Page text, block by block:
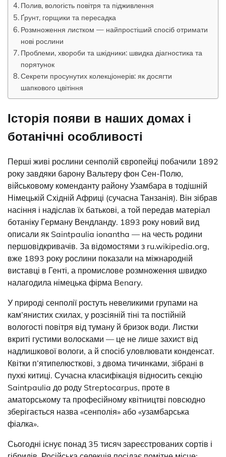
Полив, вологість повітря та підживлення
Ґрунт, горщики та пересадка
Розмноження листком — найпростіший спосіб отримати
нові рослини
Проблеми, хвороби та шкідники: швидка діагностика та
порятунок
Секрети просунутих колекціонерів: як досягти
шапкового цвітіння
Історія появи в наших домах і
ботанічні особливості
Перші живі рослини сенполій європейці побачили 1892
року завдяки барону Вальтеру фон Сен-Полю,
військовому коменданту району Узамбара в тодішній
Німецькій Східній Африці (сучасна Танзанія). Він зібрав
насіння і надіслав їх батькові, а той передав матеріал
ботаніку Герману Вендланду. 1893 року новий вид
описали як Saintpaulia ionantha — на честь родини
першовідкривачів. За відомостями з ru.wikipedia.org,
вже 1893 року рослини показали на міжнародній
виставці в Генті, а промислове розмноження швидко
налагодила німецька фірма Benary.
У природі сенполії ростуть невеликими групами на
кам’янистих схилах, у розсіяній тіні та постійній
вологості повітря від туману й бризок води. Листки
вкриті густими волосками — це не лише захист від
надлишкової вологи, а й спосіб уловлювати конденсат.
Квітки п’ятипелюсткові, з двома тичинками, зібрані в
пухкі китиці. Сучасна класифікація відносить секцію
Saintpaulia до роду Streptocarpus, проте в
аматорському та професійному квітництві повсюдно
зберігається назва «сенполія» або «узамбарська
фіалка».
Сьогодні існує понад 35 тисяч зареєстрованих сортів і